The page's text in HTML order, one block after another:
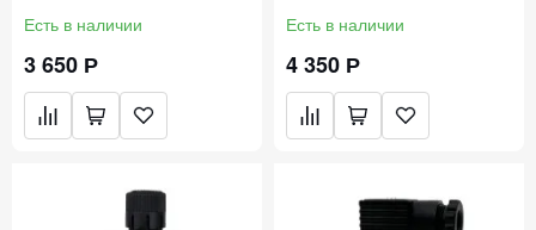
Есть в наличии
3 650 Р
Есть в наличии
4 350 Р